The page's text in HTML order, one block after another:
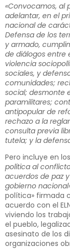
«Convocamos, al
adelantar, en el
nacional de
Defensa de los
y armado,
de diálogos entre
violencia
sociales, y
comunidades;
social; desmonte
paramilitares;
antipopular de
rechazo a la
consulta previa
tutela; y la
Pero incluye en
política al
acuerdos de paz
gobierno
política» firmada
acuerdo con el
viviendo los
el pueblo,
asesinato de los
organizaciones